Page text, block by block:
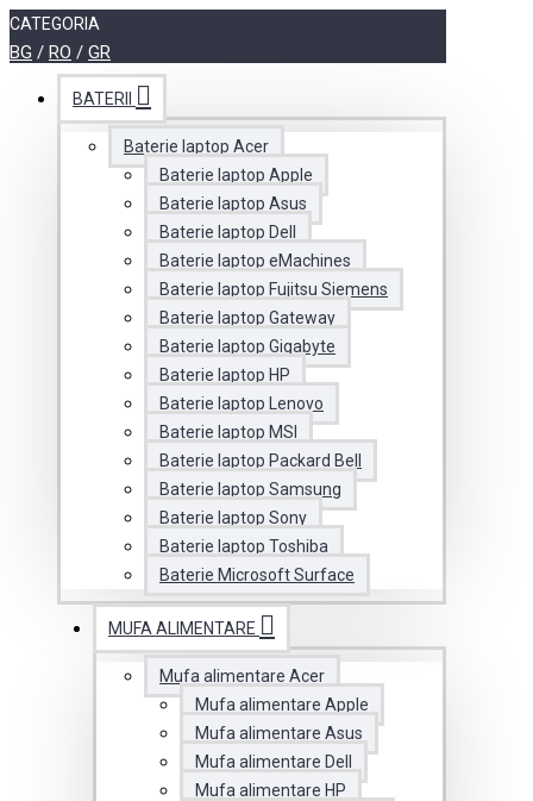
CATEGORIA
BG / RO / GR
BATERII
Baterie laptop Acer
Baterie laptop Apple
Baterie laptop Asus
Baterie laptop Dell
Baterie laptop eMachines
Baterie laptop Fujitsu Siemens
Baterie laptop Gateway
Baterie laptop Gigabyte
Baterie laptop HP
Baterie laptop Lenovo
Baterie laptop MSI
Baterie laptop Packard Bell
Baterie laptop Samsung
Baterie laptop Sony
Baterie laptop Toshiba
Baterie Microsoft Surface
MUFA ALIMENTARE
Mufa alimentare Acer
Mufa alimentare Apple
Mufa alimentare Asus
Mufa alimentare Dell
Mufa alimentare HP